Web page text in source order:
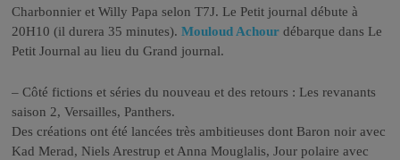
Charbonnier et Willy Papa selon T7J. Le Petit journal débute à
20H10 (il durera 35 minutes).Mouloud Achour débarque dans Le
Petit Journal au lieu du Grand journal.
– Côté fictions et séries du nouveau et des retours : Les revanants
saison 2, Versailles, Panthers.
Des créations ont été lancées très ambitieuses dont Baron noir avec
Kad Merad, Niels Arestrup et Anna Mouglalis, Jour polaire avec